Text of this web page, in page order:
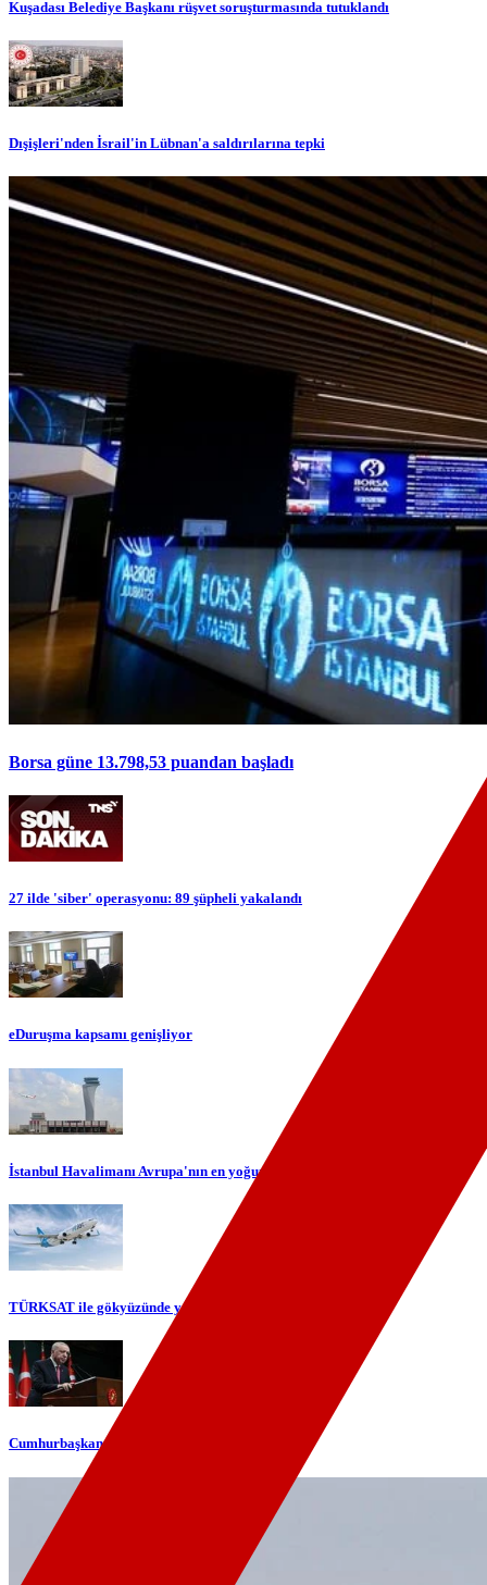
Kuşadası Belediye Başkanı rüşvet soruşturmasında tutuklandı
Dışişleri'nden İsrail'in Lübnan'a saldırılarına tepki
Borsa güne 13.798,53 puandan başladı
27 ilde 'siber' operasyonu: 89 şüpheli yakalandı
eDuruşma kapsamı genişliyor
İstanbul Havalimanı Avrupa'nın en yoğun havalimanı oldu
TÜRKSAT ile gökyüzünde yerli internet dönemi başlıyor
Cumhurbaşkanı Erdoğan'dan telefon diplomasisi